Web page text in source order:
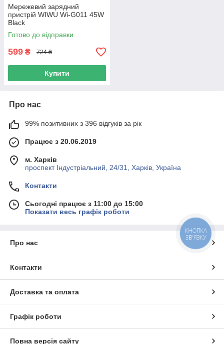
Мережевий зарядний
пристрій WIWU Wi-G011 45W
Black
Готово до відправки
599 ₴ 724 ₴
Купити
Про нас
99% позитивних з 396 відгуків за рік
Працює з 20.06.2019
м. Харків
проспект Індустріальний, 24/31, Харків, Україна
Контакти
Сьогодні працює з 11:00 до 15:00
Показати весь графік роботи
Про нас
Контакти
Доставка та оплата
Графік роботи
Повна версія сайту
КНОПКА
ЗВ'ЯЗКУ